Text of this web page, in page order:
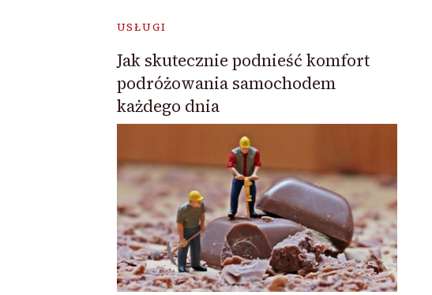
USŁUGI
Jak skutecznie podnieść komfort
podróżowania samochodem
każdego dnia